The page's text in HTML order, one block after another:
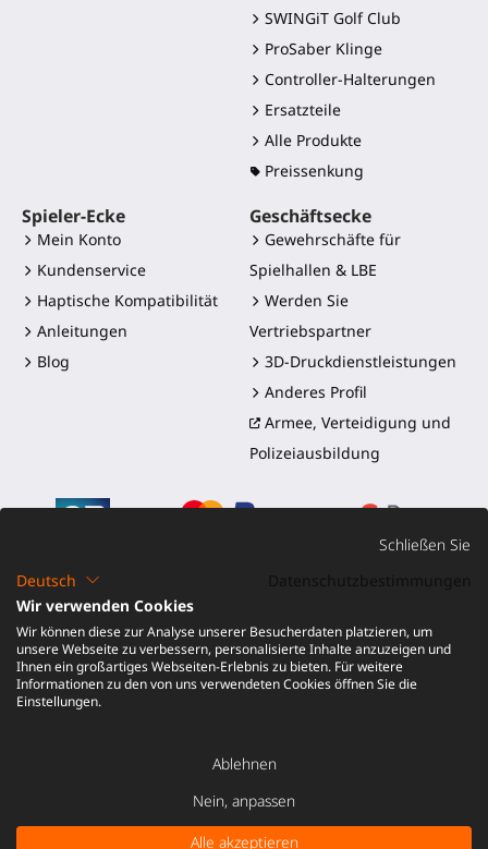
IN DEN WARENKORB LEGEN
-
€
SWINGiT Golf Club
ProSaber Klinge
Controller-Halterungen
Ersatzteile
Alle Produkte
Preissenkung
Spieler-Ecke
Mein Konto
Kundenservice
Haptische Kompatibilität
Anleitungen
Blog
Geschäftsecke
Gewehrschäfte für
Spielhallen & LBE
Werden Sie
Vertriebspartner
3D-Druckdienstleistungen
Anderes Profil
Armee, Verteidigung und
Polizeiausbildung
©2016-2026 - ProTubeVR™
Versand und Zölle|Garantie|Rückgabe und
Rückerstattung
Schließen Sie
Deutsch
Wir verwenden Cookies
Wir können diese zur Analyse unserer Besucherdaten platzieren, um
unsere Webseite zu verbessern, personalisierte Inhalte anzuzeigen und
Ihnen ein großartiges Webseiten-Erlebnis zu bieten. Für weitere
Informationen zu den von uns verwendeten Cookies öffnen Sie die
Einstellungen.
Ablehnen
Nein, anpassen
Alle akzeptieren